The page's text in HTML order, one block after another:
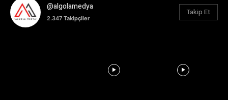
@algolamedya
2.347 Takipçiler
Takip Et